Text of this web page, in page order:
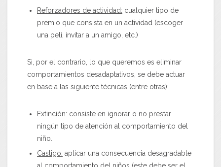
Reforzadores de actividad: cualquier tipo de
premio que consista en un actividad (escoger
una peli, invitar a un amigo, etc.)
Si, por el contrario, lo que queremos es eliminar
comportamientos desadaptativos, se debe actuar
en base a las siguiente técnicas (entre otras):
Extinción: consiste en ignorar o no prestar
ningún tipo de atención al comportamiento del
niño.
Castigo: aplicar una consecuencia desagradable